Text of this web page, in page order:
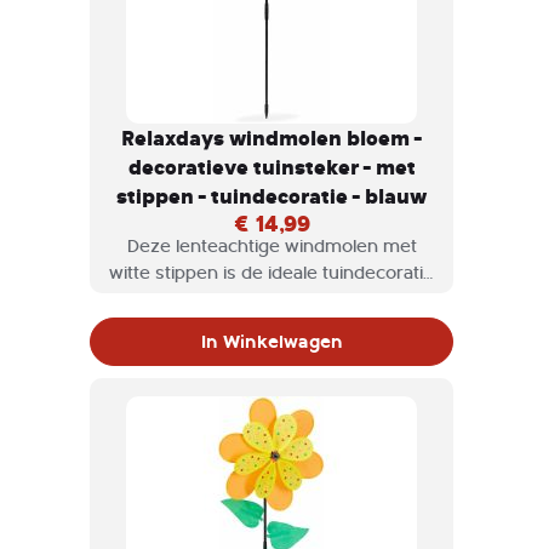
Relaxdays windmolen bloem -
decoratieve tuinsteker - met
stippen - tuindecoratie - blauw
€ 14,99
Deze lenteachtige windmolen met
witte stippen is de ideale tuindecoratie
smukken. Je kan de tuinsteker met
of bloempot steken, waar hij zich tot
een echte blikvanger ontpopt.
In Winkelwagen